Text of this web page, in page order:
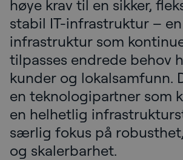
høye krav til en sikker,
stabil IT-infrastruktur – en
infrastruktur som
tilpasses endrede behov
kunder og lokalsamfunn.
en teknologipartner som
en helhetlig
særlig fokus på
og skalerbarhet.